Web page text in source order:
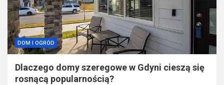
DOM I OGRÓD
Dlaczego domy szeregowe w Gdyni cieszą się
rosnącą popularnością?